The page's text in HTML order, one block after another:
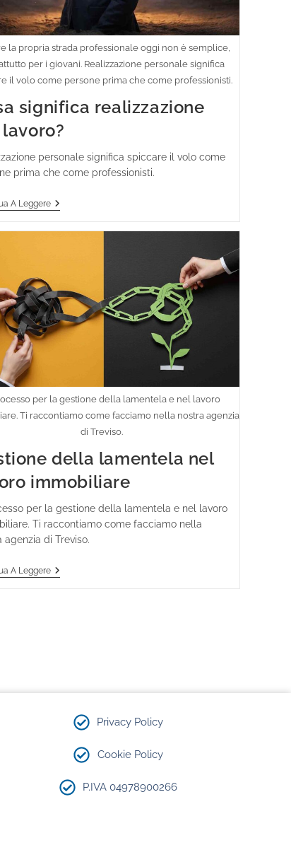
la propria strada professionale oggi non è semplice,
per i giovani. Realizzazione personale significa
il volo come persone prima che come professionisti.
significa realizzazione
personale significa spiccare il volo come
prima che come professionisti.
A Leggere
per la gestione della lamentela e nel lavoro
Ti raccontiamo come facciamo nella nostra agenzia
di Treviso.
della lamentela nel
immobiliare
per la gestione della lamentela e nel lavoro
Ti raccontiamo come facciamo nella
agenzia di Treviso.
A Leggere
Privacy Policy
Cookie Policy
P.IVA 04978900266